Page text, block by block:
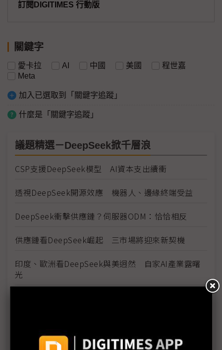
訂閱DIGITIMES 行動版
關鍵字
愛卡拉 AI 中國 美國
程世嘉
Meta
加入已選取到「關鍵字追蹤」
什麼是「關鍵字追蹤」
議題精選－DeepSeek掀千層浪
CSP支援DeepSeek模型 AI資本支出續衝
透視DeepSeek開源效應 機器人、邊緣終端受益
DeepSeek衝擊供應鏈？伺服器ODM：恰恰相反
供應鏈看DeepSeek崛起 三市場將迎來新契機
印度、歐洲看DeepSeek與美迥然 自家AI產業露曙
光
南韓業界看DeepSeek狂潮 憂心記憶體需求衰退